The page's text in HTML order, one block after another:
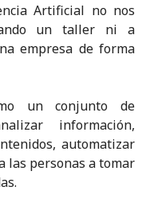
Artificial no nos
un taller ni a
empresa de forma
un conjunto de
información,
automatizar
las personas a tomar